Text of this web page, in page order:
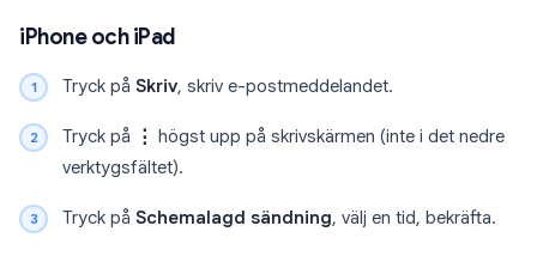
iPhone och iPad
Tryck på Skriv, skriv e-postmeddelandet.
Tryck på ⋮
högst upp på skrivskärmen (inte i det nedre
verktygsfältet).
Tryck på Schemalagd sändning, välj en tid, bekräfta.